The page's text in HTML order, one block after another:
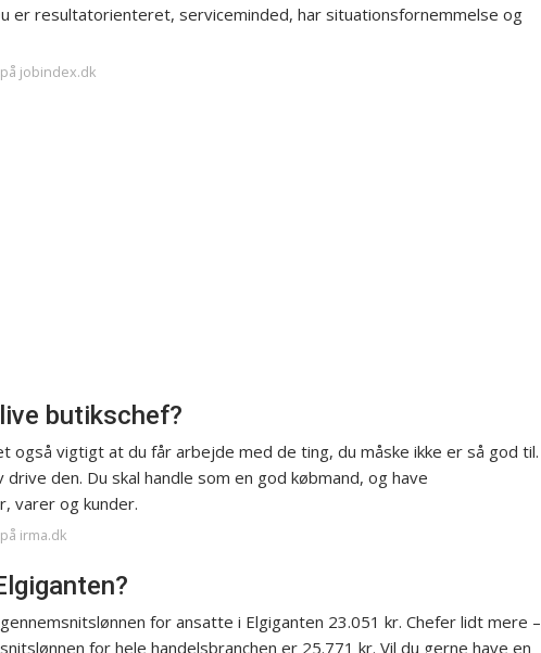
er resultatorienteret, serviceminded, har situationsfornemmelse og
jobindex.dk
butikschef?
også vigtigt at du får arbejde med de ting, du måske ikke er så god til.
drive den. Du skal handle som en god købmand, og have
varer og kunder.
irma.dk
for ansatte i Elgiganten 23.051 kr. Chefer lidt mere –
for hele handelsbranchen er 25.771 kr. Vil du gerne have en